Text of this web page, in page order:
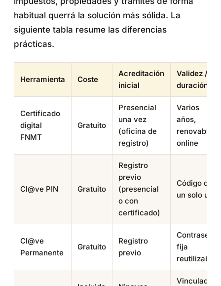
habitual querrá la solución más sólida. La
siguiente tabla resume las diferencias
prácticas.
Herramienta Coste
Acreditación
inicial
Validez /
duración
Certificado
digital
FNMT
Gratuito
Presencial
una vez
(oficina de
registro)
Varios
años,
renovable
online
Cl@ve PIN Gratuito
Registro
previo
(presencial
o con
certificado)
Código de
un solo uso
Cl@ve
Permanente
Gratuito
Registro
previo
Contraseña
fija
reutilizable
Vinculada